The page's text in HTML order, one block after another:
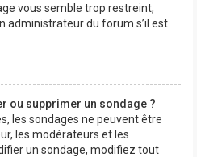
vous semble trop restreint,
administrateur du forum s’il est
ou supprimer un sondage ?
les sondages ne peuvent être
les modérateurs et les
un sondage, modifiez tout